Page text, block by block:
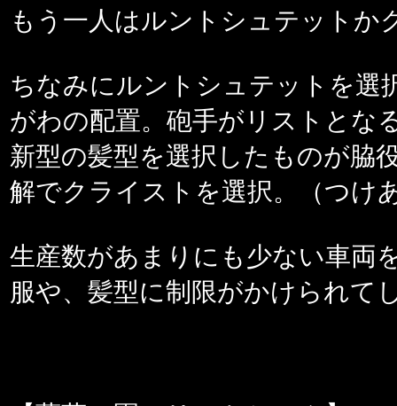
もう一人はルントシュテットか
ちなみにルントシュテットを選
がわの配置。砲手がリストとな
新型の髪型を選択したものが脇
解でクライストを選択。（つけ
生産数があまりにも少ない車両
服や、髪型に制限がかけられて